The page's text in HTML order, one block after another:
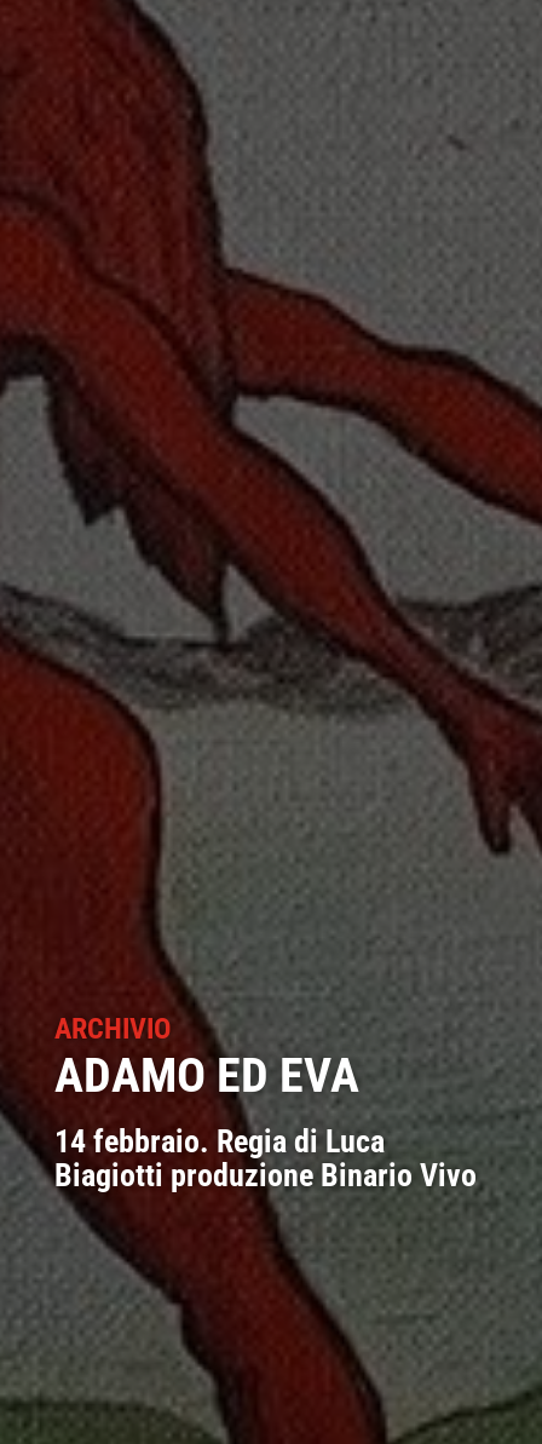
ARCHIVIO
ADAMO ED EVA
14 febbraio. Regia di Luca
Biagiotti produzione Binario Vivo